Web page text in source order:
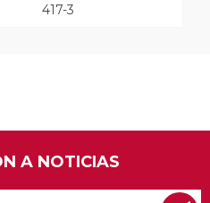
417-3
A NOTICIAS